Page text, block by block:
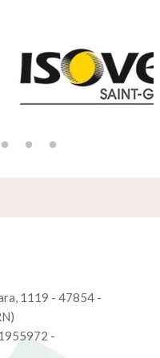
1119 - 47854 -
-